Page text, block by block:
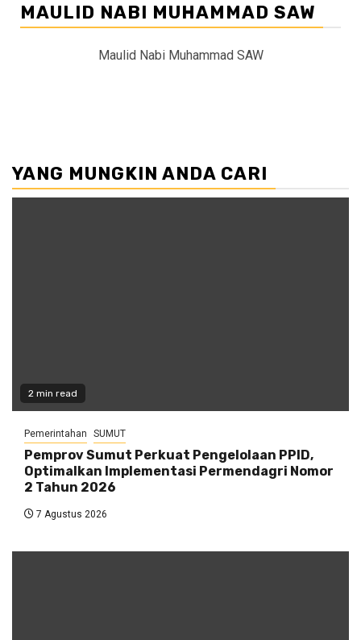
MAULID NABI MUHAMMAD SAW
Maulid Nabi Muhammad SAW
YANG MUNGKIN ANDA CARI
2 min read
Pemerintahan SUMUT
Pemprov Sumut Perkuat Pengelolaan PPID,
Optimalkan Implementasi Permendagri Nomor
2 Tahun 2026
7 Agustus 2026